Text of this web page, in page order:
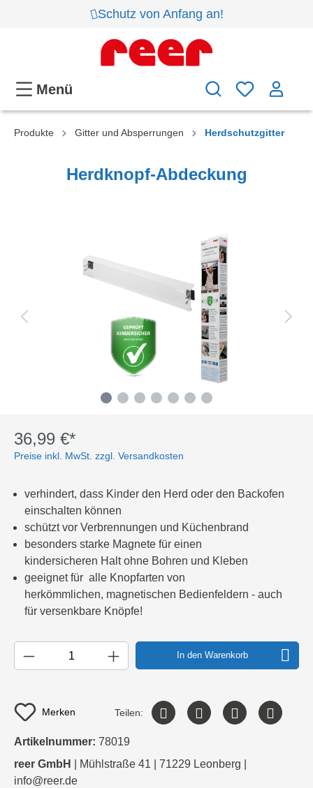
Schutz von Anfang an!
Menü
Produkte Gitter und Absperrungen Herdschutzgitter
Herdknopf-Abdeckung
36,99 €*
Preise inkl. MwSt. zzgl. Versandkosten
verhindert, dass Kinder den Herd oder den Backofen
einschalten können
schützt vor Verbrennungen und Küchenbrand
besonders starke Magnete für einen
kindersicheren Halt ohne Bohren und Kleben
geeignet für alle Knopfarten von
herkömmlichen, magnetischen Bedienfeldern - auch
für versenkbare Knöpfe!
In den Warenkorb
Merken Teilen:
Artikelnummer: 78019
reer GmbH
| Mühlstraße 41 | 71229 Leonberg |
info@reer.de